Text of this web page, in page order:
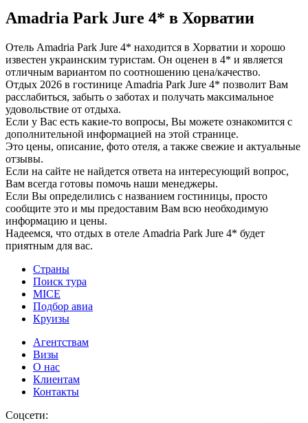
Amadria Park Jure 4* в Хорватии
Отель Amadria Park Jure 4* находится в Хорватии и хорошо
известен украинским туристам. Он оценен в 4* и является
отличным вариантом по соотношению цена/качество.
Отдых 2026 в гостинице Amadria Park Jure 4* позволит Вам
расслабиться, забыть о заботах и получать максимальное
удовольствие от отдыха.
Если у Вас есть какие-то вопросы, Вы можете ознакомится с
дополнительной информацией на этой странице.
Это цены, описание, фото отеля, а также свежие и актуальные
отзывы.
Если на сайте не найдется ответа на интересующий вопрос,
Вам всегда готовы помочь наши менеджеры.
Если Вы определились с названием гостиницы, просто
сообщите это и мы предоставим Вам всю необходимую
информацию и цены.
Надеемся, что отдых в отеле Amadria Park Jure 4* будет
приятным для вас.
Страны
Поиск тура
MICE
Подбор авиа
Круизы
Агентствам
Визы
О нас
Клиентам
Контакты
Соцсети: